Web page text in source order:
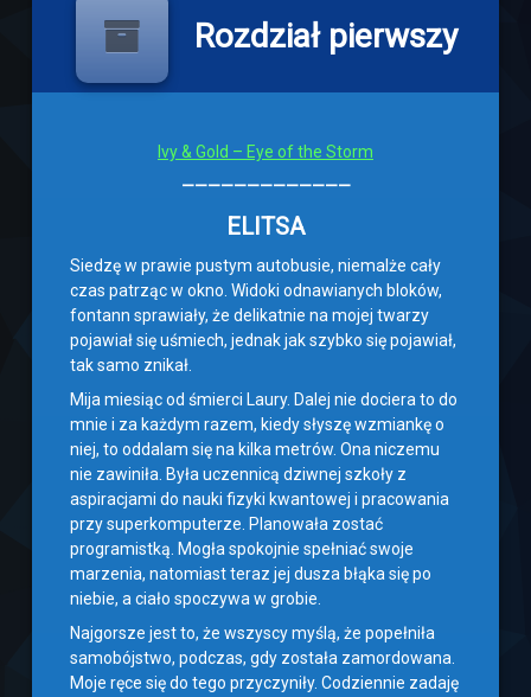
Rozdział pierwszy
Ivy & Gold – Eye of the Storm
—————————————
ELITSA
Siedzę w prawie pustym autobusie, niemalże cały
czas patrząc w okno. Widoki odnawianych bloków,
fontann sprawiały, że delikatnie na mojej twarzy
pojawiał się uśmiech, jednak jak szybko się pojawiał,
tak samo znikał.
Mija miesiąc od śmierci Laury. Dalej nie dociera to do
mnie i za każdym razem, kiedy słyszę wzmiankę o
niej, to oddalam się na kilka metrów. Ona niczemu
nie zawiniła. Była uczennicą dziwnej szkoły z
aspiracjami do nauki fizyki kwantowej i pracowania
przy superkomputerze. Planowała zostać
programistką. Mogła spokojnie spełniać swoje
marzenia, natomiast teraz jej dusza błąka się po
niebie, a ciało spoczywa w grobie.
Najgorsze jest to, że wszyscy myślą, że popełniła
samobójstwo, podczas, gdy została zamordowana.
Moje ręce się do tego przyczyniły. Codziennie zadaję